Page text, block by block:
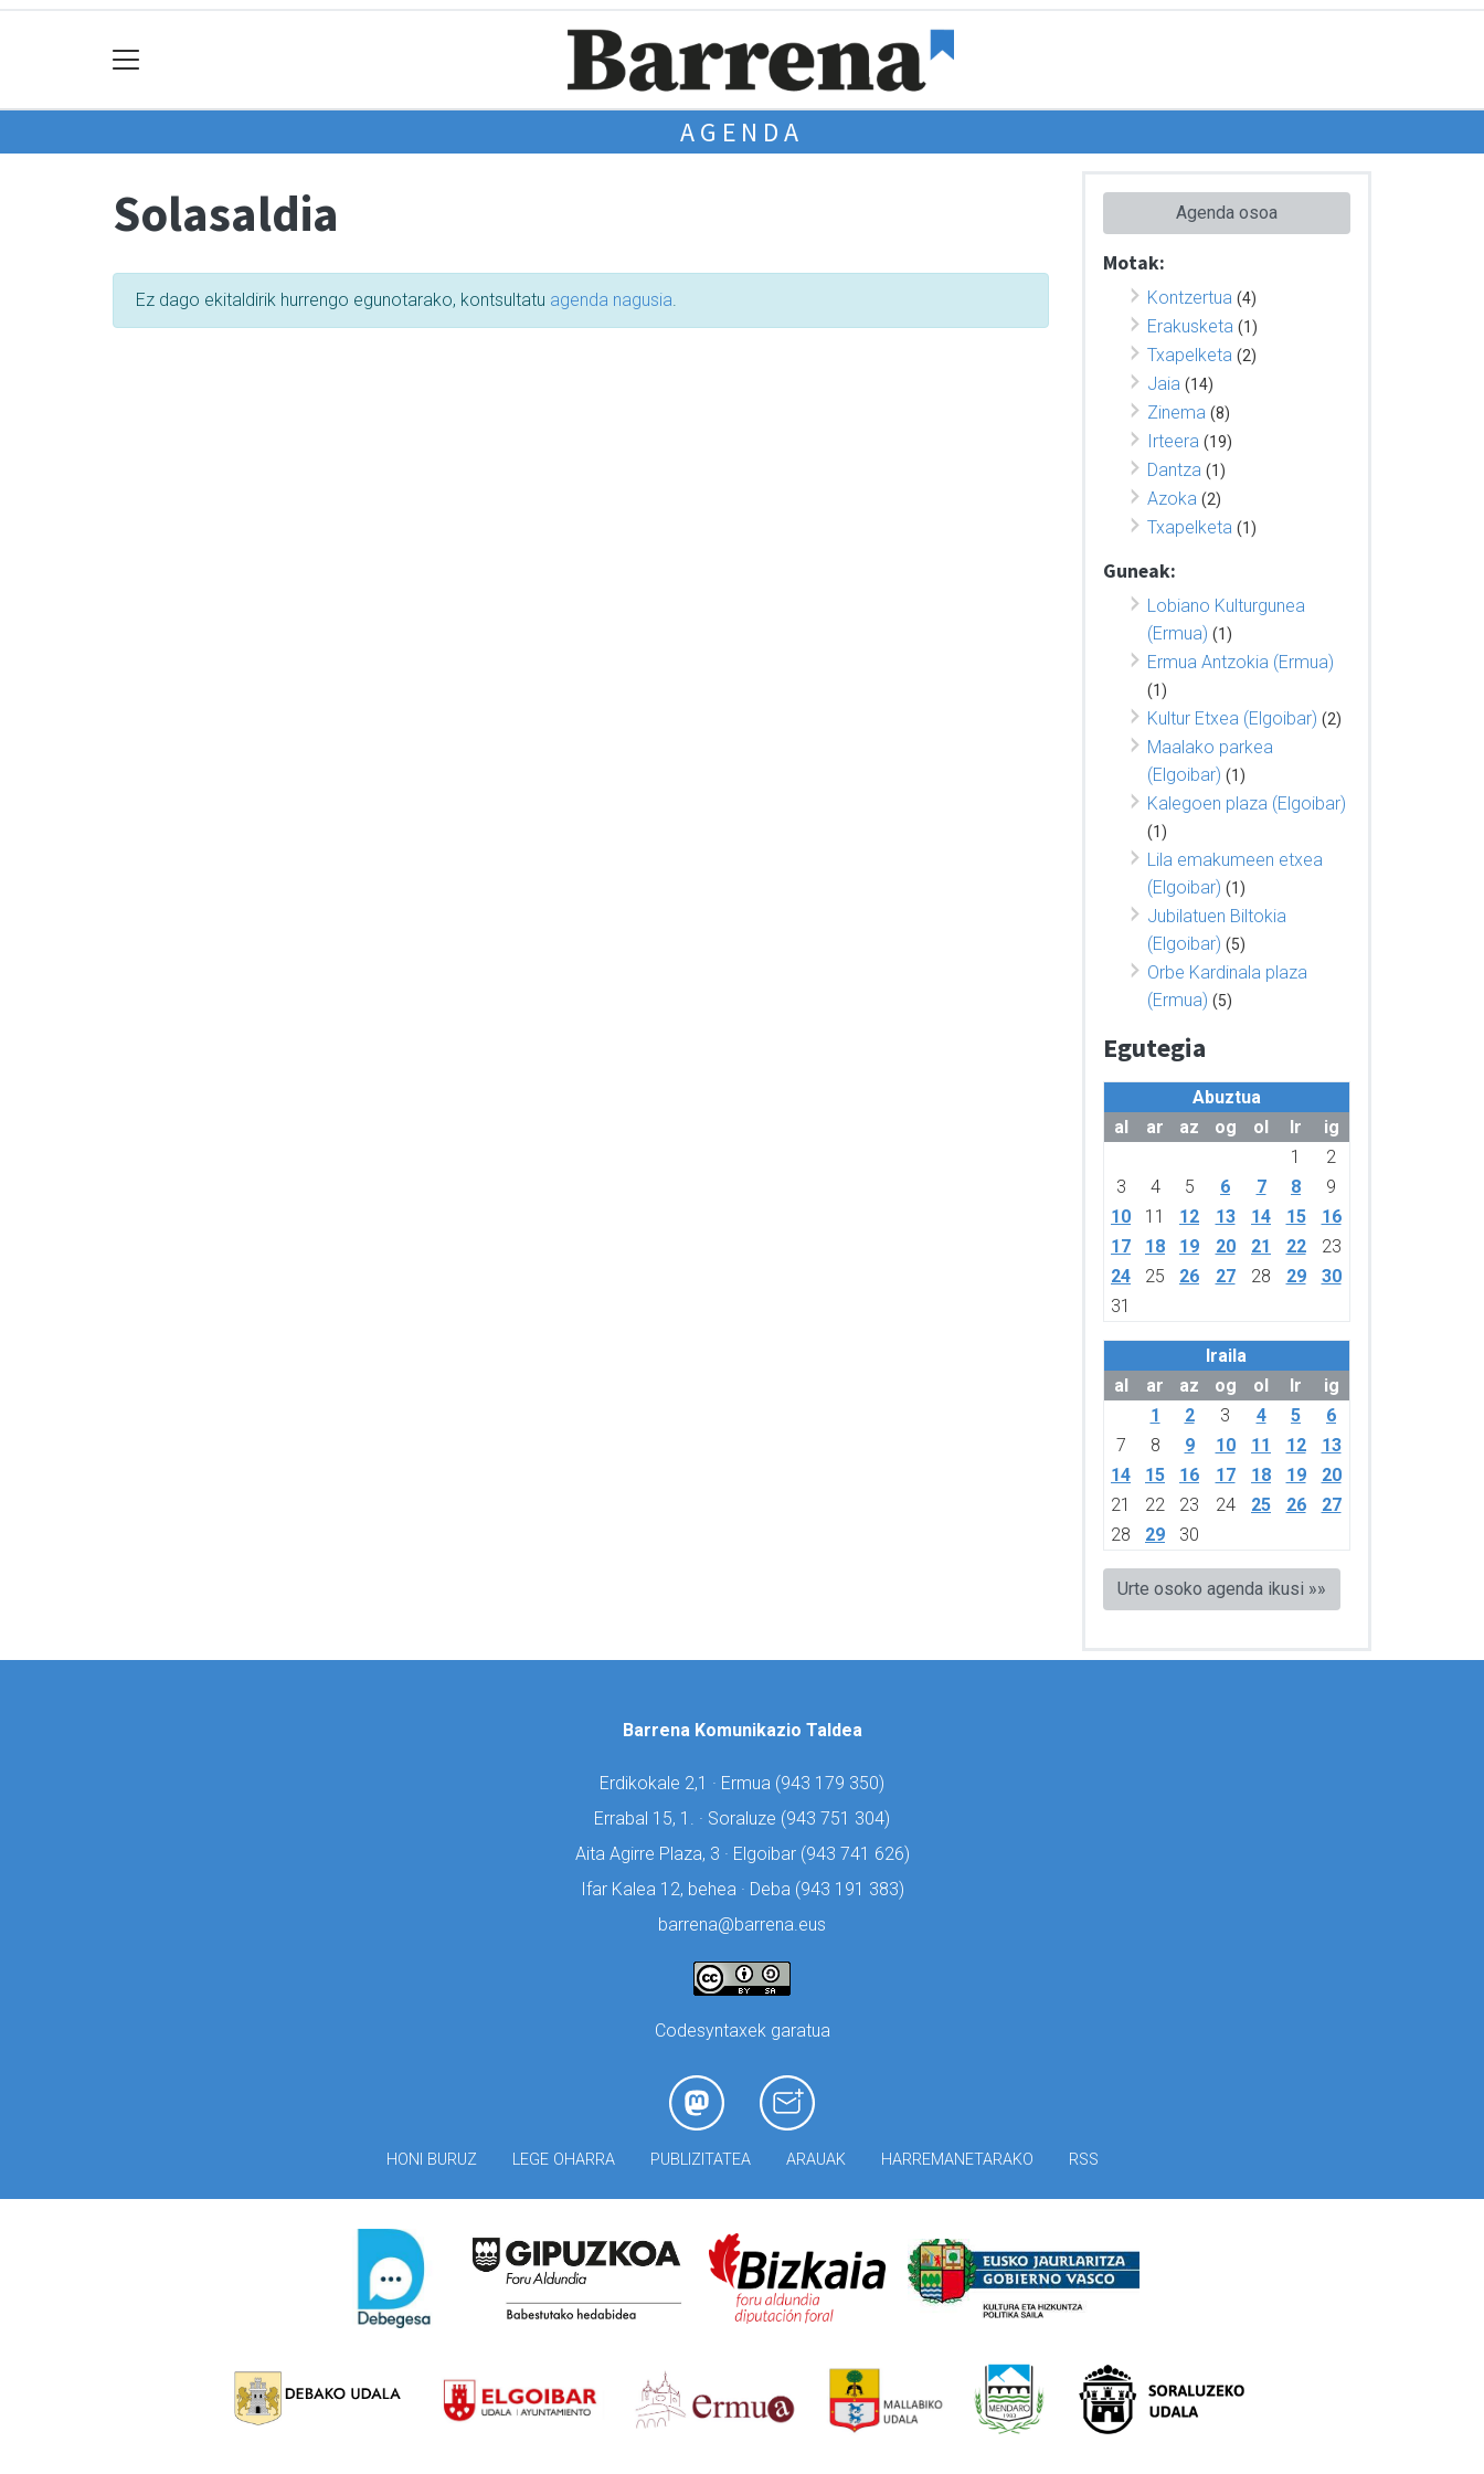
AGENDA
Solasaldia
Ez dago ekitaldirik hurrengo egunotarako, kontsultatu agenda nagusia.
Agenda osoa
Motak:
Kontzertua (4)
Erakusketa (1)
Txapelketa (2)
Jaia (14)
Zinema (8)
Irteera (19)
Dantza (1)
Azoka (2)
Txapelketa (1)
Guneak:
Lobiano Kulturgunea
(Ermua) (1)
Ermua Antzokia (Ermua)
(1)
Kultur Etxea (Elgoibar) (2)
Maalako parkea
(Elgoibar) (1)
Kalegoen plaza (Elgoibar)
(1)
Lila emakumeen etxea
(Elgoibar) (1)
Jubilatuen Biltokia
(Elgoibar) (5)
Orbe Kardinala plaza
(Ermua) (5)
Egutegia
Abuztua
al
ar az og ol lr
ig
1
2
3
4 5 6 7 8
9
10
11 12 13 14 15
16
17
18 19 20 21 22
23
24
25 26 27 28 29
30
31
Iraila
al
ar az og ol lr
ig
1
2 3 4 5
6
7
8 9 10 11 12
13
14
15 16 17 18 19
20
21
22 23 24 25 26
27
28
29 30
Urte osoko agenda ikusi »»
Barrena Komunikazio Taldea
Erdikokale 2,1 · Ermua (943 179 350)
Errabal 15, 1. · Soraluze (943 751 304)
Aita Agirre Plaza, 3 · Elgoibar (943 741 626)
Ifar Kalea 12, behea · Deba (943 191 383)
barrena@barrena.eus
Codesyntaxek garatua
HONI BURUZ LEGE OHARRA PUBLIZITATEA ARAUAK HARREMANETARAKO RSS